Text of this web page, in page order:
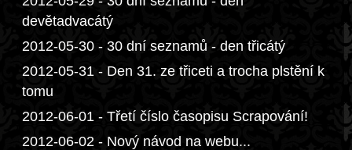
devětadvacátý
2012-05-30 - 30 dní seznamů - den třicátý
2012-05-31 - Den 31. ze třiceti a trocha plstění k
tomu
2012-06-01 - Třetí číslo časopisu Scrapování!
2012-06-02 - Nový návod na webu...